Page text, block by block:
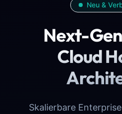
Neu &
Next-
Cloud
Skalierbare